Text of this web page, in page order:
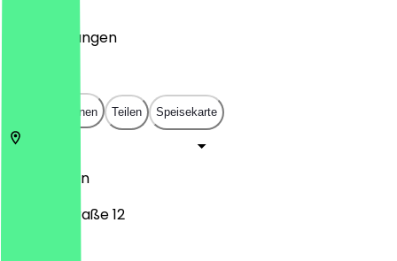
Bewertungen
In App öffnen Teilen Speisekarte
Berlin
Raumerstraße 12